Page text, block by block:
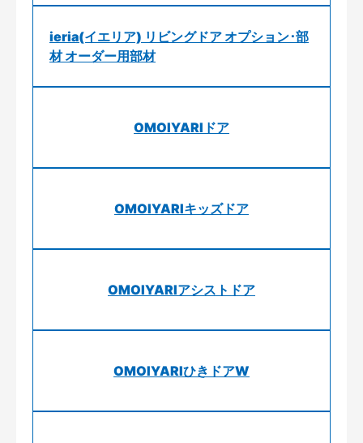
ieria(イエリア) リビングドア オプション･部
材 オーダー用部材
OMOIYARIドア
OMOIYARIキッズドア
OMOIYARIアシストドア
OMOIYARIひきドアW